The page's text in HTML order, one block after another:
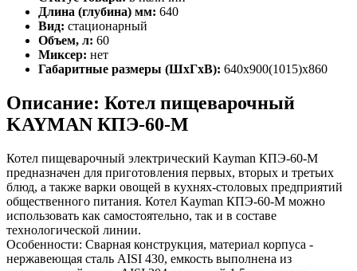
Длина (глубина) мм: 640
Вид: стационарный
Объем, л: 60
Миксер: нет
Габаритные размеры (ШхГхВ): 640x900(1015)x860
Описание: Котел пищеварочный
KAYMAN КПЭ-60-М
Котел пищеварочный электрический Kayman КПЭ-60-М
предназначен для приготовления первых, вторых и третьих
блюд, а также варки овощей в кухнях-столовых предприятий
общественного питания. Котел Kayman КПЭ-60-М можно
использовать как самостоятельно, так и в составе
технологической линии.
Особенности: Сварная конструкция, материал корпуса -
нержавеющая сталь AISI 430, емкость выполнена из